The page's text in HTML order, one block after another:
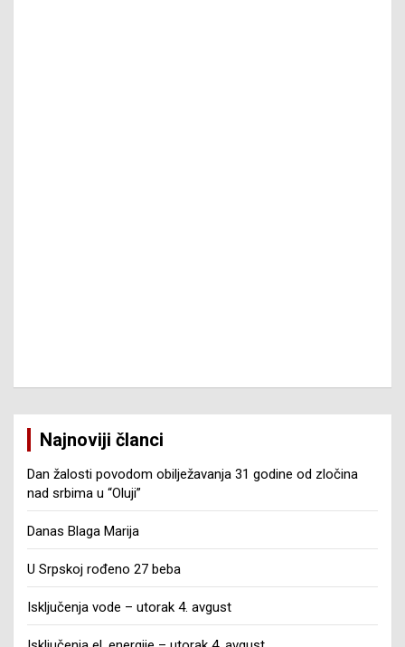
Najnoviji članci
Dan žalosti povodom obilježavanja 31 godine od zločina
nad srbima u “Oluji”
Danas Blaga Marija
U Srpskoj rođeno 27 beba
Isključenja vode – utorak 4. avgust